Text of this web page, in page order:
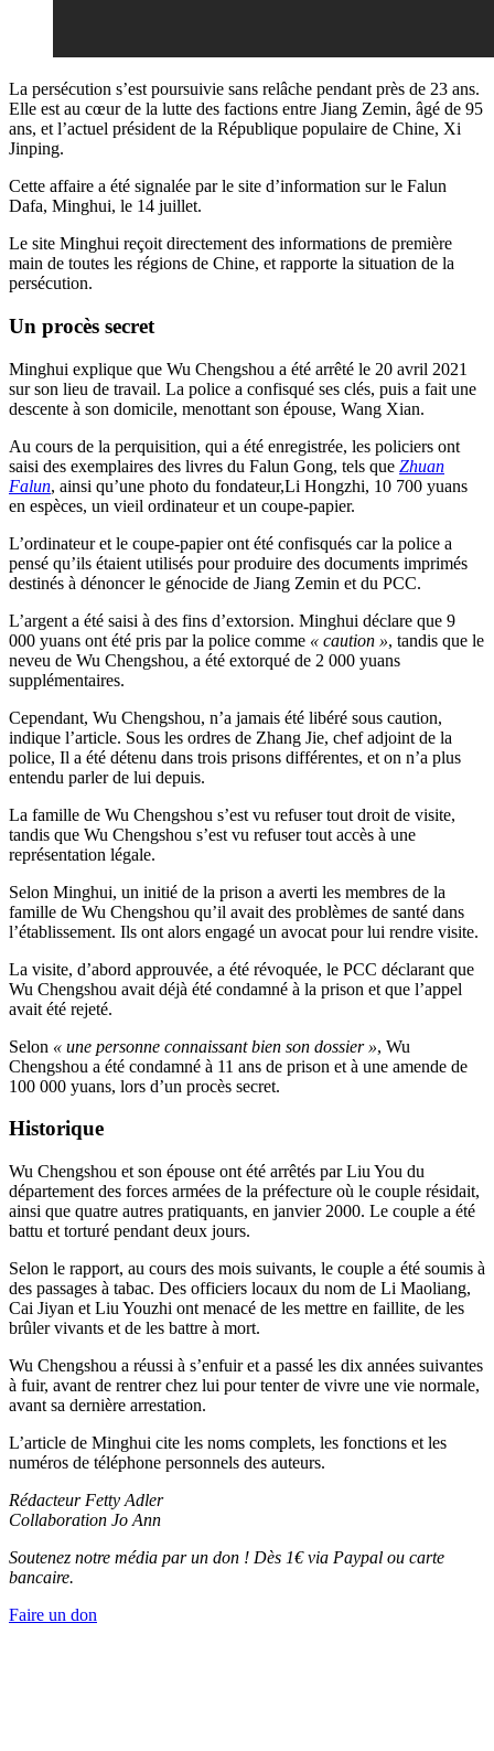
La persécution s’est poursuivie sans relâche pendant près de 23 ans.
Elle est au cœur de la lutte des factions entre Jiang Zemin, âgé de 95
ans, et l’actuel président de la République populaire de Chine, Xi
Jinping.
Cette affaire a été signalée par le site d’information sur le Falun
Dafa, Minghui, le 14 juillet.
Le site Minghui reçoit directement des informations de première
main de toutes les régions de Chine, et rapporte la situation de la
persécution.
Un procès secret
Minghui explique que Wu Chengshou a été arrêté le 20 avril 2021
sur son lieu de travail. La police a confisqué ses clés, puis a fait une
descente à son domicile, menottant son épouse, Wang Xian.
Au cours de la perquisition, qui a été enregistrée, les policiers ont
saisi des exemplaires des livres du Falun Gong, tels que Zhuan
Falun, ainsi qu’une photo du fondateur,Li Hongzhi, 10 700 yuans
en espèces, un vieil ordinateur et un coupe-papier.
L’ordinateur et le coupe-papier ont été confisqués car la police a
pensé qu’ils étaient utilisés pour produire des documents imprimés
destinés à dénoncer le génocide de Jiang Zemin et du PCC.
L’argent a été saisi à des fins d’extorsion. Minghui déclare que 9
000 yuans ont été pris par la police comme « caution », tandis que le
neveu de Wu Chengshou, a été extorqué de 2 000 yuans
supplémentaires.
Cependant, Wu Chengshou, n’a jamais été libéré sous caution,
indique l’article. Sous les ordres de Zhang Jie, chef adjoint de la
police, Il a été détenu dans trois prisons différentes, et on n’a plus
entendu parler de lui depuis.
La famille de Wu Chengshou s’est vu refuser tout droit de visite,
tandis que Wu Chengshou s’est vu refuser tout accès à une
représentation légale.
Selon Minghui, un initié de la prison a averti les membres de la
famille de Wu Chengshou qu’il avait des problèmes de santé dans
l’établissement. Ils ont alors engagé un avocat pour lui rendre visite.
La visite, d’abord approuvée, a été révoquée, le PCC déclarant que
Wu Chengshou avait déjà été condamné à la prison et que l’appel
avait été rejeté.
Selon « une personne connaissant bien son dossier », Wu
Chengshou a été condamné à 11 ans de prison et à une amende de
100 000 yuans, lors d’un procès secret.
Historique
Wu Chengshou et son épouse ont été arrêtés par Liu You du
département des forces armées de la préfecture où le couple résidait,
ainsi que quatre autres pratiquants, en janvier 2000. Le couple a été
battu et torturé pendant deux jours.
Selon le rapport, au cours des mois suivants, le couple a été soumis à
des passages à tabac. Des officiers locaux du nom de Li Maoliang,
Cai Jiyan et Liu Youzhi ont menacé de les mettre en faillite, de les
brûler vivants et de les battre à mort.
Wu Chengshou a réussi à s’enfuir et a passé les dix années suivantes
à fuir, avant de rentrer chez lui pour tenter de vivre une vie normale,
avant sa dernière arrestation.
L’article de Minghui cite les noms complets, les fonctions et les
numéros de téléphone personnels des auteurs.
Rédacteur Fetty Adler
Collaboration Jo Ann
Soutenez notre média par un don ! Dès 1€ via Paypal ou carte
bancaire.
Faire un don